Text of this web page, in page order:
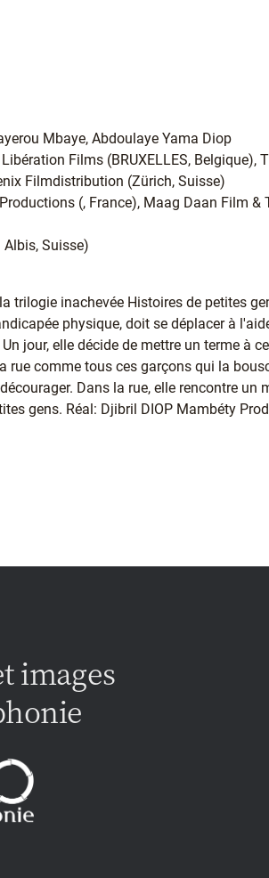
Mbaye, Abdoulaye Yama Diop
Films (BRUXELLES, Belgique),
Filmdistribution (Zürich, Suisse)
(, France), Maag Daan Film &
Suisse)
trilogie inachevée Histoires de petites
physique, doit se déplacer à
jour, elle décide de mettre un terme à
rue comme tous ces garçons qui la
Dans la rue, elle rencontre un
gens. Réal: Djibril DIOP Mambéty
images